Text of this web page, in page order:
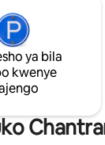
ya bila
kwenye